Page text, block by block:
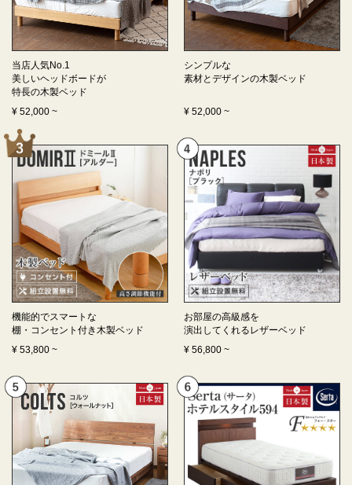
当店人気No.1
美しいヘッドボードが
特長の木製ベッド
¥ 52,000 ~
シンプルな
素材とデザインの木製ベッド
¥ 52,000 ~
機能的でスマートな
棚・コンセント付き木製ベッド
¥ 53,800 ~
お部屋の高級感を
演出してくれるレザーベッド
¥ 56,800 ~